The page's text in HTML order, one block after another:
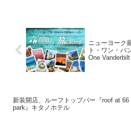
ニューヨーク
ト・ワン・バ
One Vanderbilt
新装開店、ルーフトップバー『roof at 66
park』キタノホテル